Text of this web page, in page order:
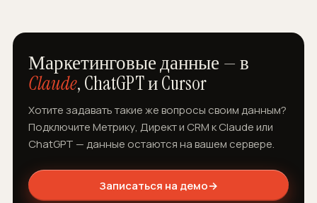
Маркетинговые данные — в
Claude, ChatGPT и Cursor
Хотите задавать такие же вопросы своим данным?
Подключите Метрику, Директ и CRM к Claude или
ChatGPT — данные остаются на вашем сервере.
Записаться на демо→